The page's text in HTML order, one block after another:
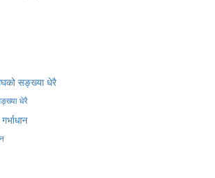
धेरै